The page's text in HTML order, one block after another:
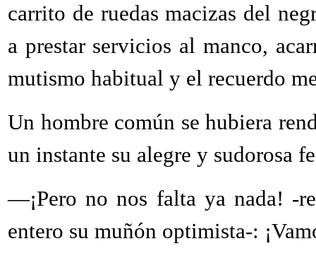
carrito de ruedas macizas del
a prestar servicios al manco,
mutismo habitual y el recuerdo
Un hombre común se hubiera
un instante su alegre y sudorosa
—¡Pero no nos falta ya nada! -
entero su muñón optimista-: